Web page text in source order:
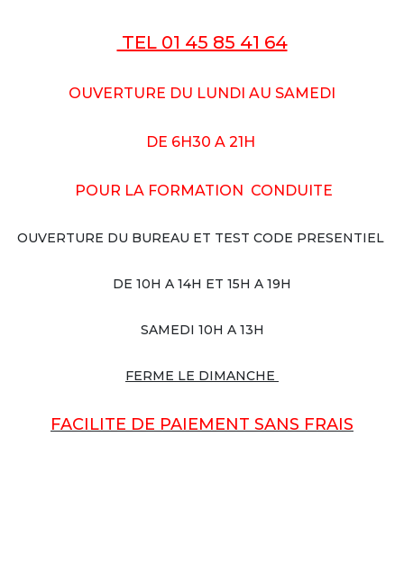
TEL 01 45 85 41 64
OUVERTURE DU LUNDI AU SAMEDI
DE 6H30 A 21H
POUR LA FORMATION CONDUITE
OUVERTURE DU BUREAU ET TEST CODE PRESENTIEL
DE 10H A 14H ET 15H A 19H
SAMEDI 10H A 13H
FERME LE DIMANCHE
FACILITE DE PAIEMENT SANS FRAIS